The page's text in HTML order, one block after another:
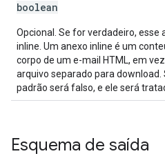
boolean
Opcional. Se for verdadeiro, esse
inline. Um anexo inline é um
corpo de um e-mail HTML, em
arquivo separado para
padrão será falso, e ele será
Esquema de saída